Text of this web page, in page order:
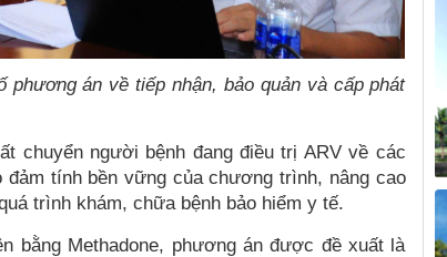
án về tiếp nhận, bảo quản và cấp phát
chuyển người bệnh đang điều trị ARV về các
tính bền vững của chương trình, nâng cao
trình khám, chữa bệnh bảo hiểm y tế.
bằng Methadone, phương án được đề xuất là